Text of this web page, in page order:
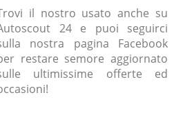
il nostro usato anche su
24 e puoi seguirci
nostra pagina Facebook
restare semore aggiornato
ultimissime offerte ed